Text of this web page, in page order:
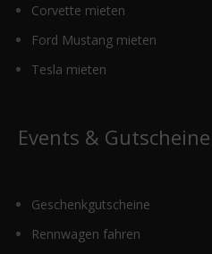
Corvette mieten
Ford Mustang mieten
Tesla mieten
Events & Gutscheine
Geschenkgutscheine
Rennwagen fahren